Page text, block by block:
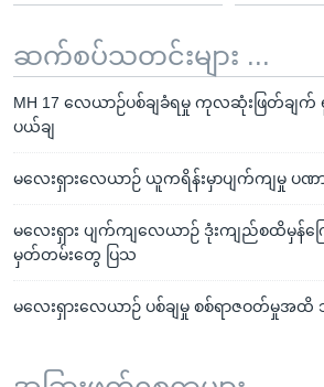
ဆက်စပ်သတင်းများ ...
MH 17 လေယာဉ်ပစ်ချခံရမှု ကုလဆုံးဖြတ်ချ
ပယ်ချ
မလေးရှားလေယာဉ် ယူကရိန်းမှာပျက်ကျမှု ပဏ
မလေးရှား ပျက်ကျလေယာဉ် ဒုံးကျည်စထိမှန်ကြေ
မှတ်တမ်းတွေ ပြသ
မလေးရှားလေယာဉ် ပစ်ချမှု စစ်ရာဇဝတ်မှုအ